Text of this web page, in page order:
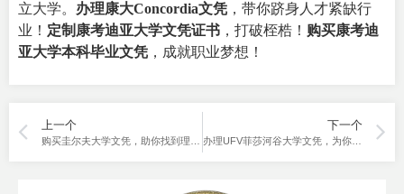
立大学。 办理康大Concordia文凭 ，带你跻身人才紧缺行
业！ 定制康考迪亚大学文凭证书 ，打破桎梏！ 购买康考迪
亚大学本科毕业文凭 ，成就职业梦想！
上一个
购买圭尔夫大学文凭，助你找到理想工作！
下一个
办理UFV菲莎河谷大学文凭，为你打开求职大门！